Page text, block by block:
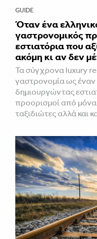
GUIDE
Όταν ένα
γαστρονομικός
εστιατόρια που
ακόμη κι αν δεν
Τα σύγχρονα luxury
γαστρονομία ως
δημιουργώντας
προορισμοί από
ταξιδιώτες αλλά και